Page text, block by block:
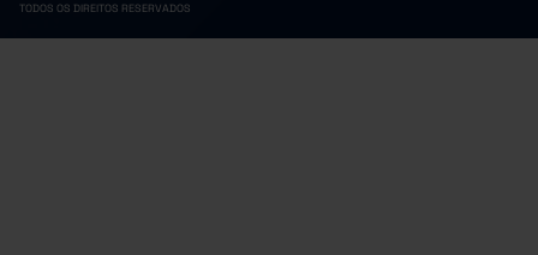
TODOS OS DIREITOS RESERVADOS